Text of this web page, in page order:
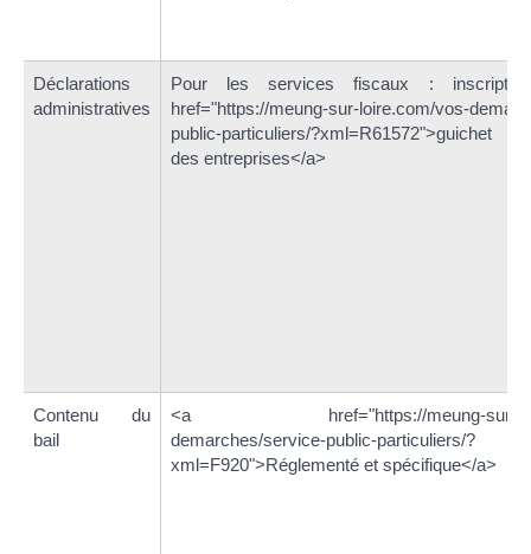
Déclarations
administratives
Pour les services fiscaux :
href="https://meung-sur-loire.com/vos-
public-particuliers/?xml=R61572">guichet
des entreprises</a>
Contenu du
bail
<a href="https://meung-sur-
demarches/service-public-particuliers/?
xml=F920">Réglementé et spécifique</a>